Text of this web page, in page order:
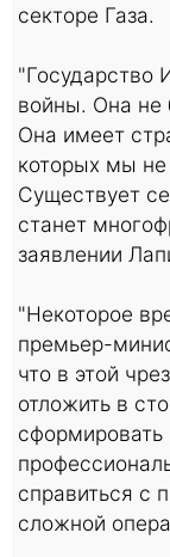
секторе Газа.
"Государство
войны. Она не
Она имеет
которых мы
Существует
станет
заявлении
"Некоторое
премьер-
что в этой
отложить в
справиться с
сложной